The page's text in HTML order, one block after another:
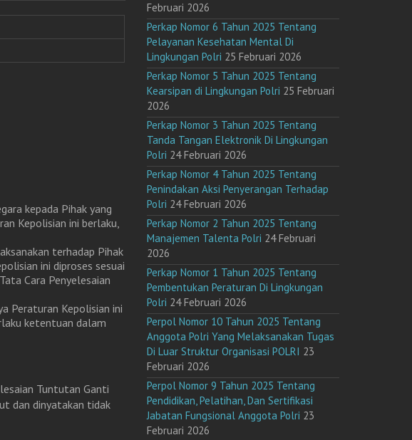
kepada Pihak yang
Kepolisian ini berlaku,
terhadap Pihak
ini diproses sesuai
Cara Penyelesaian
Peraturan Kepolisian ini
ketentuan dalam
Tuntutan Ganti
dan dinyatakan tidak
Februari 2026
Perkap Nomor 6 Tahun 2025 Tentang
Pelayanan Kesehatan Mental Di
Lingkungan Polri 25 Februari 2026
Perkap Nomor 5 Tahun 2025 Tentang
Kearsipan di Lingkungan Polri 25 Februari
2026
Perkap Nomor 3 Tahun 2025 Tentang
Tanda Tangan Elektronik Di Lingkungan
Polri 24 Februari 2026
Perkap Nomor 4 Tahun 2025 Tentang
Penindakan Aksi Penyerangan Terhadap
Polri 24 Februari 2026
Perkap Nomor 2 Tahun 2025 Tentang
Manajemen Talenta Polri 24 Februari
2026
Perkap Nomor 1 Tahun 2025 Tentang
Pembentukan Peraturan Di Lingkungan
Polri 24 Februari 2026
Perpol Nomor 10 Tahun 2025 Tentang
Anggota Polri Yang Melaksanakan Tugas
Di Luar Struktur Organisasi POLRI 23
Februari 2026
Perpol Nomor 9 Tahun 2025 Tentang
Pendidikan, Pelatihan, Dan Sertifikasi
Jabatan Fungsional Anggota Polri 23
Februari 2026